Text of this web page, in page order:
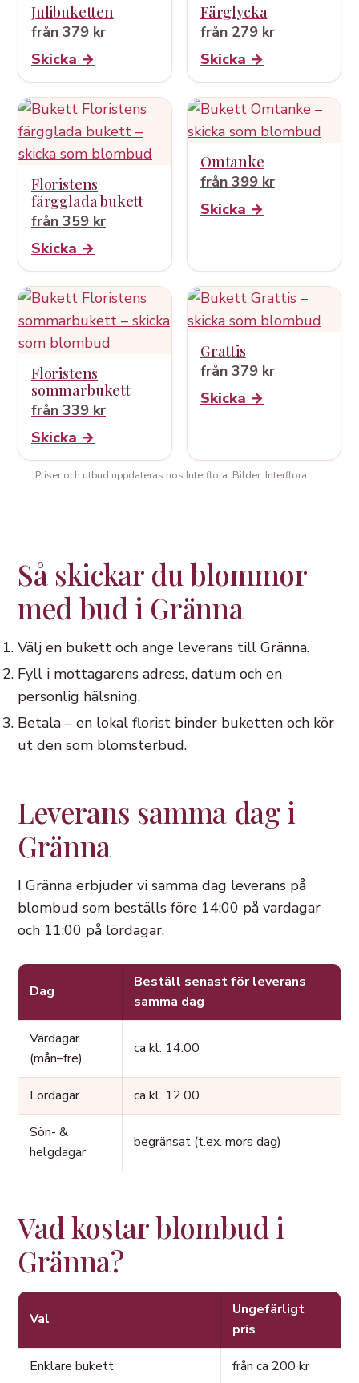
Julibuketten
från 379 kr
Skicka →
Färglycka
från 279 kr
Skicka →
Floristens
färgglada bukett
från 359 kr
Skicka →
Omtanke
från 399 kr
Skicka →
Floristens
sommarbukett
från 339 kr
Skicka →
Grattis
från 379 kr
Skicka →
Priser och utbud uppdateras hos Interflora. Bilder: Interflora.
Så skickar du blommor
med bud i Gränna
Välj en bukett och ange leverans till Gränna.
Fyll i mottagarens adress, datum och en
personlig hälsning.
Betala – en lokal florist binder buketten och kör
ut den som blomsterbud.
Leverans samma dag i
Gränna
I Gränna erbjuder vi samma dag leverans på
blombud som beställs före 14:00 på vardagar
och 11:00 på lördagar.
Dag
Beställ senast för leverans
samma dag
Vardagar
(mån–fre)
ca kl. 14.00
Lördagar ca kl. 12.00
Sön- &
helgdagar
begränsat (t.ex. mors dag)
Vad kostar blombud i
Gränna?
Val
Ungefärligt
pris
Enklare bukett från ca 200 kr